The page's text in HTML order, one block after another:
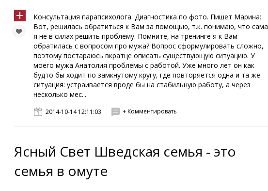
Консультация парапсихолога. Диагностика по фото. Пишет Марина:
Вот, решилась обратиться к Вам за помощью, т.к. понимаю, что сама
я не в силах решить проблему. Помните, на тренинге я к Вам
обратилась с вопросом про мужа? Вопрос сформулировать сложно,
поэтому постараюсь вкратце описать существующую ситуацию. У
моего мужа Анатолия проблемы с работой. Уже много лет он как
будто бы ходит по замкнутому кругу, где повторяется одна и та же
ситуация: устраивается вроде бы на стабильную работу, а через
несколько мес...
2014-10-14 12:11:03 + Комментировать
Ясный Свет Шведская семья - это
семья в омуте